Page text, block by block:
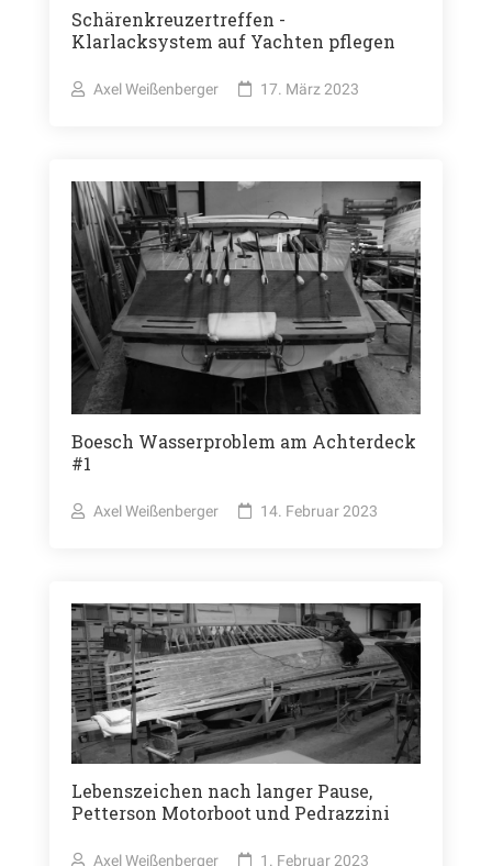
Schärenkreuzertreffen -
Klarlacksystem auf Yachten pflegen
Axel Weißenberger 17. März 2023
Boesch Wasserproblem am Achterdeck
#1
Axel Weißenberger 14. Februar 2023
Lebenszeichen nach langer Pause,
Petterson Motorboot und Pedrazzini​
Axel Weißenberger 1. Februar 2023